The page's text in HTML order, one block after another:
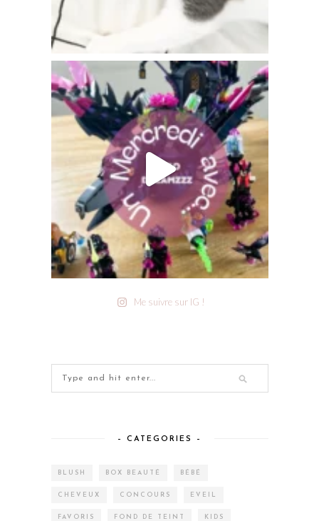
Me suivre sur IG !
– CATEGORIES –
BLUSH BOX BEAUTÉ BÉBÉ
CHEVEUX CONCOURS EVEIL
FAVORIS FOND DE TEINT KIDS